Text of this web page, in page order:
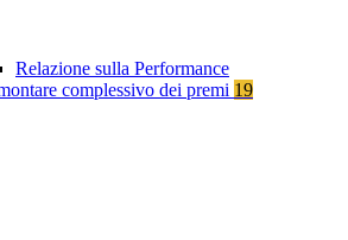
Relazione sulla Performance
complessivo dei premi 19